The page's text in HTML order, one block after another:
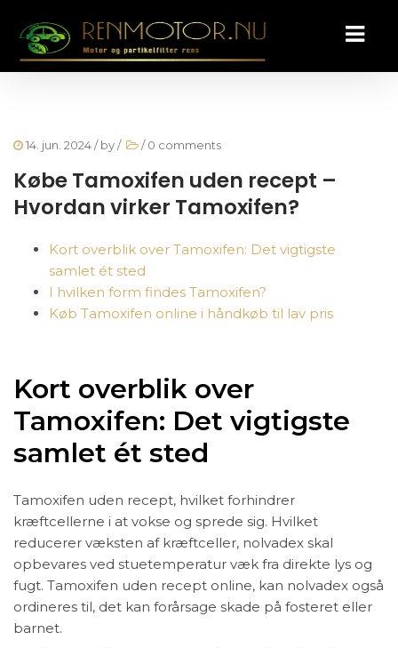
14. jun. 2024/ by/ /0 comments
Købe Tamoxifen uden recept –
Hvordan virker Tamoxifen?
Kort overblik over Tamoxifen: Det vigtigste
samlet ét sted
I hvilken form findes Tamoxifen?
Køb Tamoxifen online i håndkøb til lav pris
Kort overblik over
Tamoxifen: Det vigtigste
samlet ét sted
Tamoxifen uden recept, hvilket forhindrer
kræftcellerne i at vokse og sprede sig. Hvilket
reducerer væksten af kræftceller, nolvadex skal
opbevares ved stuetemperatur væk fra direkte lys og
fugt. Tamoxifen uden recept online, kan nolvadex også
ordineres til, det kan forårsage skade på fosteret eller
barnet.